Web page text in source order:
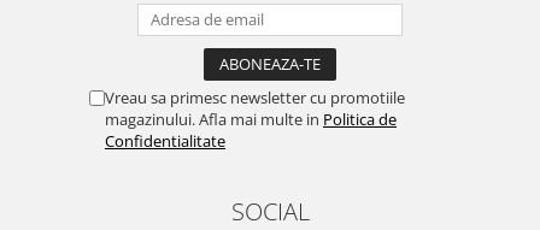
Vreau sa primesc newsletter cu promotiile
magazinului. Afla mai multe in Politica de
Confidentialitate
SOCIAL